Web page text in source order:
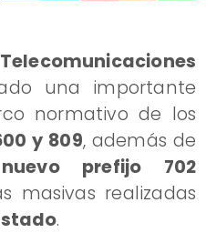
una importante
normativo de los
y 809, además de
prefijo 702
masivas realizadas
.